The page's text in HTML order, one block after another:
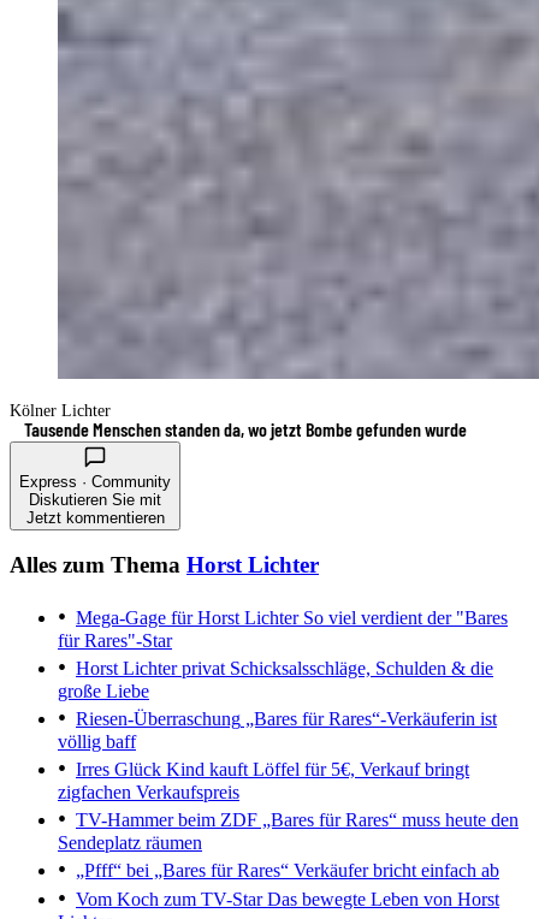
Kölner Lichter
Tausende Menschen standen da, wo jetzt Bombe gefunden wurde
Express · Community
Diskutieren Sie mit
Jetzt kommentieren
Alles zum Thema Horst Lichter
Mega-Gage für Horst LichterSo viel verdient der "Bares
für Rares"-Star
Horst Lichter privat Schicksalsschläge, Schulden & die
große Liebe
Riesen-Überraschung „Bares für Rares“-Verkäuferin ist
völlig baff
Irres Glück Kind kauft Löffel für 5€, Verkauf bringt
zigfachen Verkaufspreis
TV-Hammer beim ZDF „Bares für Rares“ muss heute den
Sendeplatz räumen
„Pfff“ bei „Bares für Rares“ Verkäufer bricht einfach ab
Vom Koch zum TV-StarDas bewegte Leben von Horst